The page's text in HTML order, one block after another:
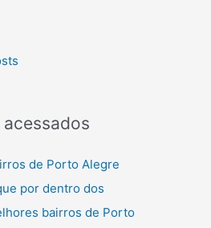
de Porto Alegre
por dentro dos
bairros de Porto